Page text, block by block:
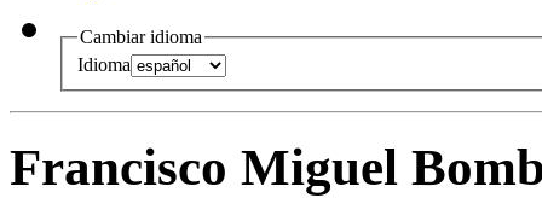
Cambiar idioma
Idioma
Francisco Miguel